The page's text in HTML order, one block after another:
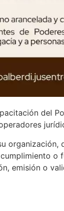
del
emisión o